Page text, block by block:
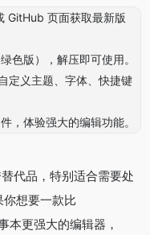
GitHub 页面获取最新版
色版），解压即可使用。
定义主题、字体、快捷键
，体验强大的编辑功能。
代品，特别适合需要处
想要一款比
更强大的编辑器，